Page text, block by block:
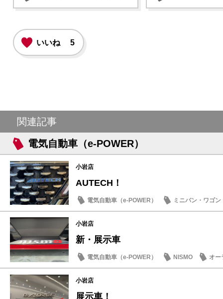
いいね 5
関連記事
電気自動車（e-POWER）
小岩店
AUTECH！
電気自動車（e-POWER） ミニバン・ワゴン
小岩店
新・展示車
電気自動車（e-POWER） NISMO オー
小岩店
展示車！